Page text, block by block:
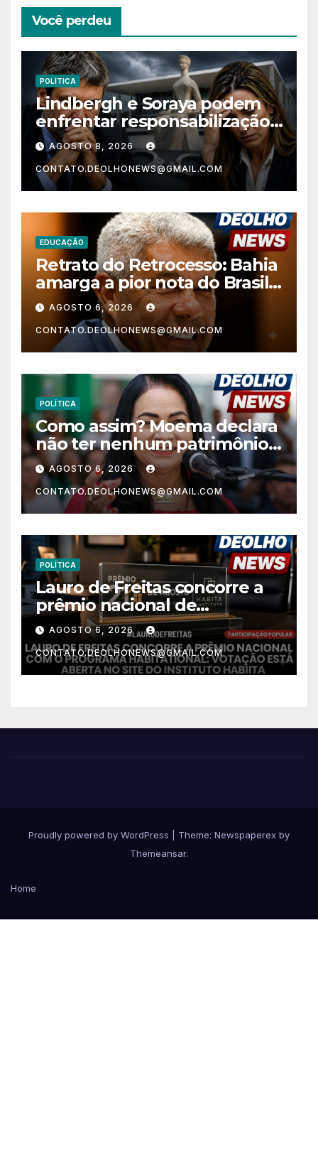
Você perdeu
POLÍTICA
Lindbergh e Soraya podem
enfrentar responsabilização
criminal após acusações
contra Alfredo Gaspar
AGOSTO 8, 2026
CONTATO.DEOLHONEWS@GMAIL.COM
EDUCAÇÃO
Retrato do Retrocesso: Bahia
amarga a pior nota do Brasil
nos anos finais do Ensino
Fundamental e a menor do
Nordeste no Ensino Médio
AGOSTO 6, 2026
CONTATO.DEOLHONEWS@GMAIL.COM
POLÍTICA
Como assim? Moema declara
não ter nenhum patrimônio
após 30 anos na vida pública?
AGOSTO 6, 2026
CONTATO.DEOLHONEWS@GMAIL.COM
POLÍTICA
Lauro de Freitas concorre a
prêmio nacional de
habitação com o projeto “Tá
Rebocado”; votação está
aberta
AGOSTO 6, 2026
CONTATO.DEOLHONEWS@GMAIL.COM
Proudly powered by WordPress
Theme: Newspaperex by
Themeansar.
Home